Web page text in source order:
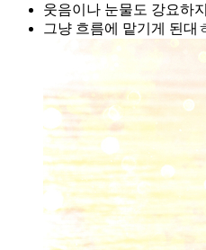
웃음이나 눈물도 강요하
그냥 흐름에 맡기게 된대